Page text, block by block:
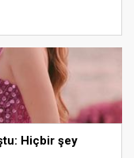
Hiçbir şey